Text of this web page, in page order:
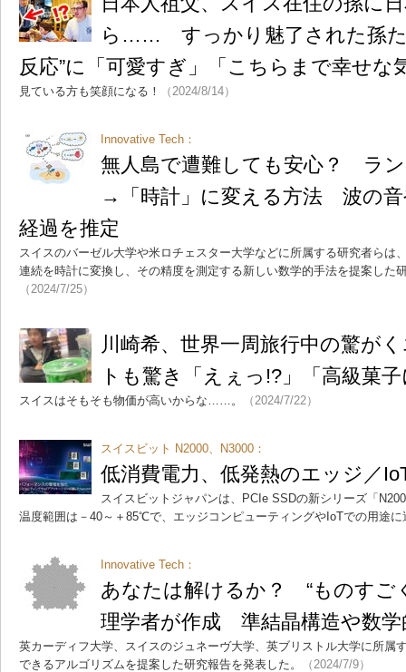
ら…… すっかり魅了された孫た
反応”に「可愛すぎ」「こちらまで幸せな
見ている方も笑顔になる！ （2024/8/14）
Innovative Tech：
無人島で遭難しても安心？ ラ
→「時計」に変える方法 波の音
経過を推定
スイスのバーゼル大学や米ロチェスター大学などに所属する研究者らは
連続を時計に変換し、その精度を測定する新しい数学的手法を提案した
（2024/7/25）
川崎希、世界一周旅行中の驚が
トも驚き「えぇっ!?」「高級菓
スイスはそもそも物価が高いからな……。 （2024/7/22）
スイスビット N2000、N3000：
低消費電力、低発熱のエッジ／
スイスビットジャパンは、PCIe SSDの新シリーズ「
温度範囲は－40～＋85℃で、エッジコンピューティングやIoTでの用途に
Innovative Tech：
あなたは解けるか？ “ものすご
理学者が作成 準結晶構造や数学
英カーディフ大学、スイスのジュネーヴ大学、英ブリストル大学に所属
できるアルゴリズムを提案した研究報告を発表した。
（2024/7/9）